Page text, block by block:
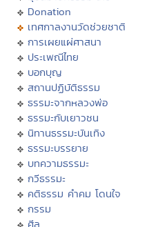
Donation
เทศกาลงานวัดช่วยชาติ
การเผยแผ่ศาสนา
ประเพณีไทย
บอกบุญ
สถานปฏิบัติธรรม
ธรรมะจากหลวงพ่อ
ธรรมะกับเยาวชน
นิทานธรรมะบันเทิง
ธรรมะบรรยาย
บทความธรรมะ
กวีธรรมะ
คติธรรม คำคม โดนใจ
กรรม
ศีล